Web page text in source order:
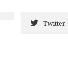
Twitter